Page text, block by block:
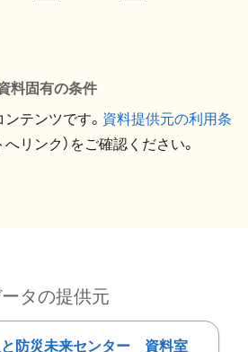
料固有の条件
テンツです。 資料提供元の利用条
へリンク）をご確認ください。
タの提供元
と防災未来センター 資料室